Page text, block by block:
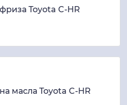
Toyota C-HR
масла Toyota C-HR